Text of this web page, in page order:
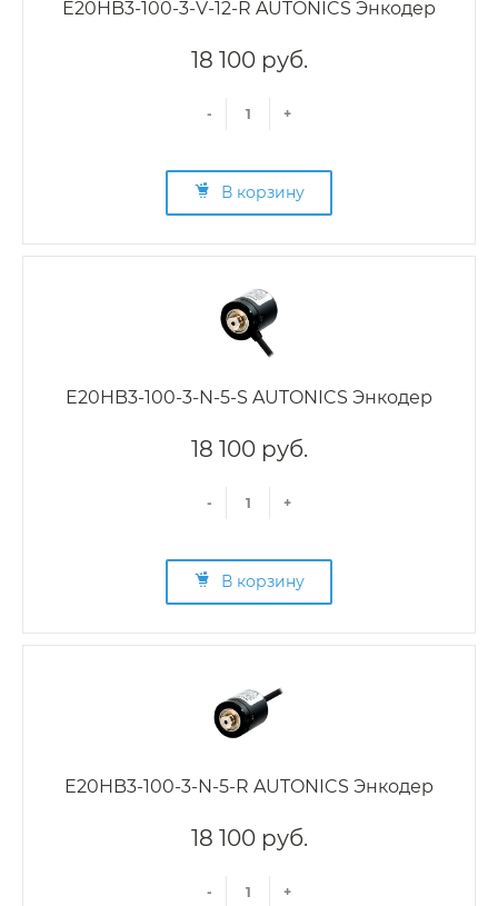
E20HB3-100-3-V-12-R AUTONICS Энкодер
18 100 руб.
- +
В корзину
E20HB3-100-3-N-5-S AUTONICS Энкодер
18 100 руб.
- +
В корзину
E20HB3-100-3-N-5-R AUTONICS Энкодер
18 100 руб.
- +